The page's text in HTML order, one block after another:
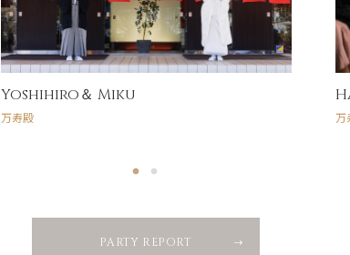
Yoshihiro＆ Miku
万寿殿 万
PARTY REPORT